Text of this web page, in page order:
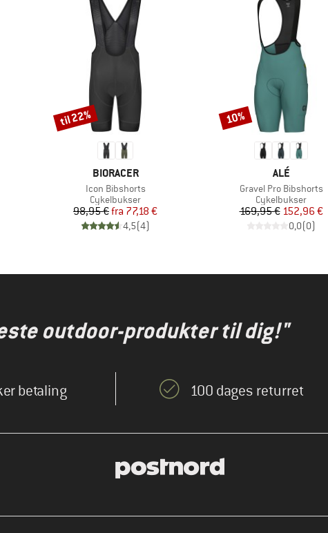
MÆRKE
BIORACER
Artikel
Icon Bibshorts
Produktgruppe
Cykelbukser
Pris
98,95 € Nedsat pris
fra 77,18 €
4,5(4)
Rabat
til 22%
MÆRKE
ALÉ
Artikel
Gravel Pro Bibshorts
Produktgruppe
Cykelbukser
Pris
169,95 €Nedsat pris
152,96 €
0,0(0)
Rabat
10%
outdoor-produkter til dig!"
betaling 100 dages returret